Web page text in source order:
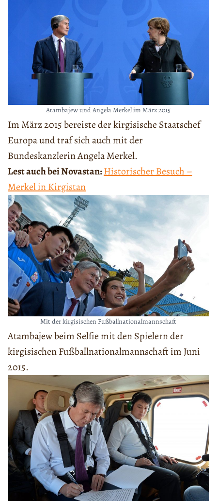
Atambajew und Angela Merkel im März 2015
Im März 2015 bereiste der kirgisische Staatschef
Europa und traf sich auch mit der
Bundeskanzlerin Angela Merkel.
Lest auch bei Novastan:Historischer Besuch –
Merkel in Kirgistan
Mit der kirgisischen Fußballnationalmannschaft
Atambajew beim Selfie mit den Spielern der
kirgisischen Fußballnationalmannschaft im Juni
2015.